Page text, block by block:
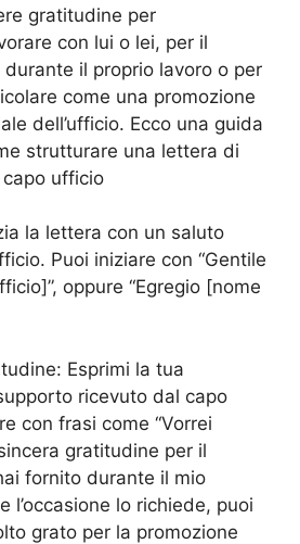
gratitudine per
con lui o lei, per il
il proprio lavoro o per
come una promozione
dell’ufficio. Ecco una guida
strutturare una lettera di
ufficio
la lettera con un saluto
Puoi iniziare con “Gentile
oppure “Egregio [nome
Esprimi la tua
ricevuto dal capo
con frasi come “Vorrei
gratitudine per il
fornito durante il mio
l’occasione lo richiede, puoi
grato per la promozione